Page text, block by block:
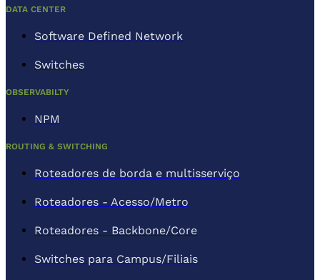
DATA CENTER
Software Defined Network
Switches
OBSERVABILTY
NPM
ROUTING & SWITCHING
Roteadores de borda e multisserviço
Roteadores - Acesso/Metro
Roteadores - Backbone/Core
Switches para Campus/Filiais